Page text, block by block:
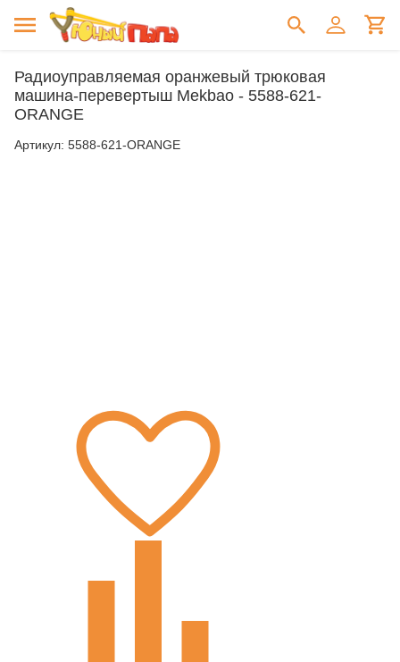
Радиоуправляемая оранжевый трюковая
машина-перевертыш Mekbao - 5588-621-
ORANGE
Артикул: 5588-621-ORANGE